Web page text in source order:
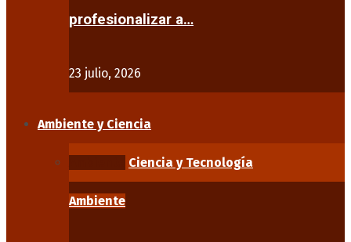
profesionalizar a…
23 julio, 2026
Ambiente y Ciencia
Ciencia y Tecnología
Ambiente